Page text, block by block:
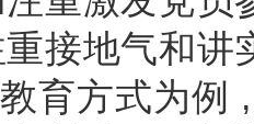
接地气和
育方式为例